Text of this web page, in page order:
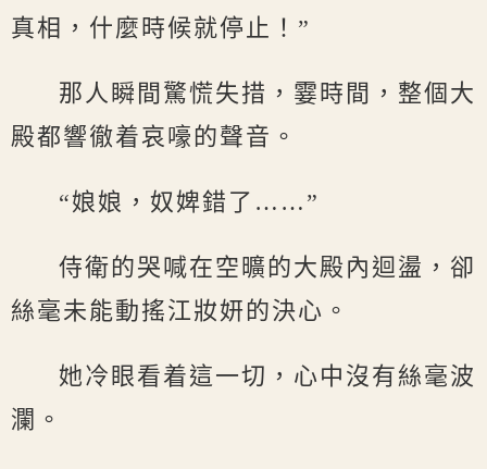
真相，什麼時候就停止！”
那人瞬間驚慌失措，霎時間，整個大
殿都響徹着哀嚎的聲音。
“娘娘，奴婢錯了……”
侍衛的哭喊在空曠的大殿內迴盪，卻
絲毫未能動搖江妝妍的決心。
她冷眼看着這一切，心中沒有絲毫波
瀾。